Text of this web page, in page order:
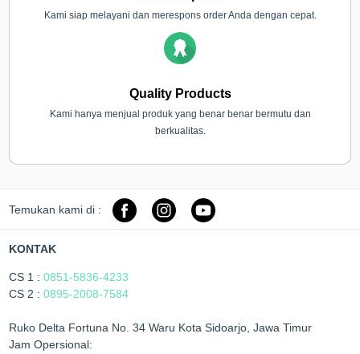
Kami siap melayani dan merespons order Anda dengan cepat.
Quality Products
Kami hanya menjual produk yang benar benar bermutu dan
berkualitas.
Temukan kami di :
KONTAK
CS 1 :0851-5836-4233
CS 2 :0895-2008-7584
Ruko Delta Fortuna No. 34 Waru Kota Sidoarjo, Jawa Timur
Jam Opersional: